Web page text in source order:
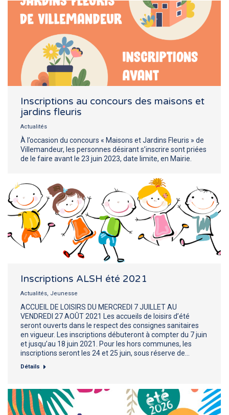
Inscriptions au concours des maisons et
jardins fleuris
Actualités
À l’occasion du concours « Maisons et Jardins Fleuris » de
Villemandeur, les personnes désirant s’inscrire sont priées
de le faire avant le 23 juin 2023, date limite, en Mairie.
Inscriptions ALSH été 2021
Actualités, Jeunesse
ACCUEIL DE LOISIRS DU MERCREDI 7 JUILLET AU
VENDREDI 27 AOÛT 2021 Les accueils de loisirs d’été
seront ouverts dans le respect des consignes sanitaires
en vigueur. Les inscriptions débuteront à compter du 7 juin
et jusqu’au 18 juin 2021. Pour les hors communes, les
inscriptions seront les 24 et 25 juin, sous réserve de…
Détails